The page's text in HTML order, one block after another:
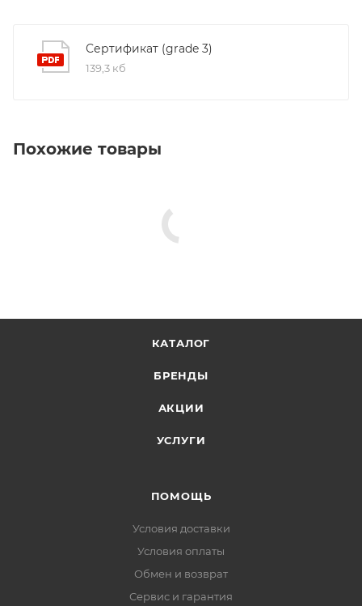
Сертификат (grade 3)
139,3 кб
Похожие товары
КАТАЛОГ
БРЕНДЫ
АКЦИИ
УСЛУГИ
ПОМОЩЬ
Условия доставки
Условия оплаты
Обмен и возврат
Сервис и гарантия